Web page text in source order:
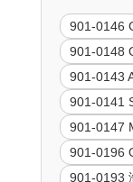
901-0146
901-0148
901-0143
901-0141
901-0147
901-0196
901-0193